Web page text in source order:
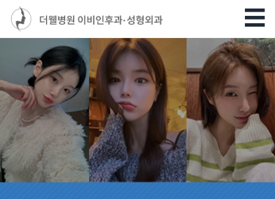
33,000례 달성!
(비염, 비중격만곡증, 축농증, 기능코성형 등)
~2026년 4월
전문의들로 구성되어 다양한 임상 경험을 축적해 왔으며,
단일 병원 기준 국내 상위 수준의 수술 경험을 보유